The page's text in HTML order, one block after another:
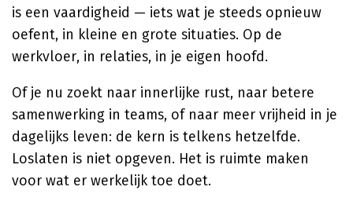
is een vaardigheid — iets wat je steeds opnieuw
oefent, in kleine en grote situaties. Op de
werkvloer, in relaties, in je eigen hoofd.
Of je nu zoekt naar innerlijke rust, naar betere
samenwerking in teams, of naar meer vrijheid in je
dagelijks leven: de kern is telkens hetzelfde.
Loslaten is niet opgeven. Het is ruimte maken
voor wat er werkelijk toe doet.